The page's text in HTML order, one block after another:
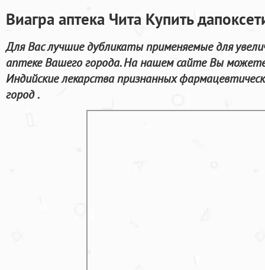
Виагра аптека Чита Купить
Для Вас лучшие дубликаты применяемые для
аптеке Вашего города. На нашем сайте Вы
Индийские лекарства признанных
город .